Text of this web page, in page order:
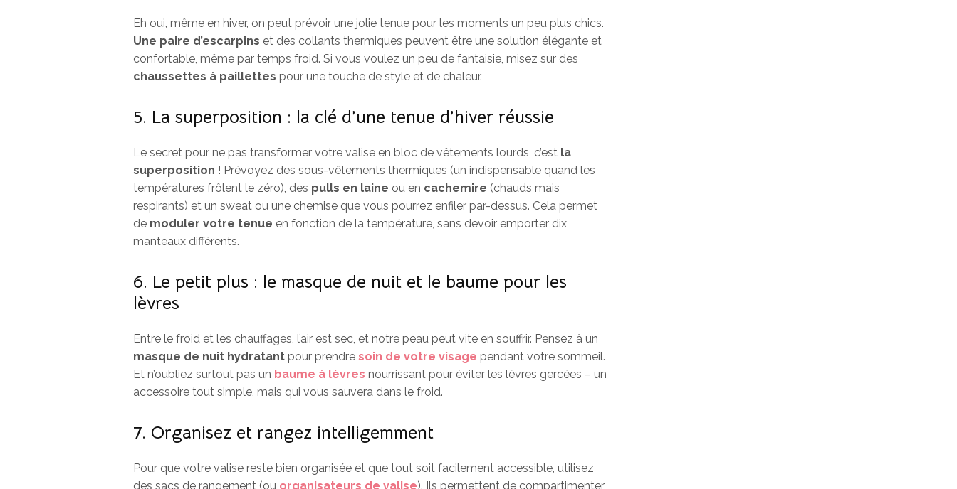
Eh oui, même en hiver, on peut prévoir une jolie tenue pour les moments un peu plus chics.
Une paire d’escarpins et des collants thermiques peuvent être une solution élégante et
confortable, même par temps froid. Si vous voulez un peu de fantaisie, misez sur des
chaussettes à paillettes pour une touche de style et de chaleur.
5. La superposition : la clé d’une tenue d’hiver réussie
Le secret pour ne pas transformer votre valise en bloc de vêtements lourds, c’est la
superposition ! Prévoyez des sous-vêtements thermiques (un indispensable quand les
températures frôlent le zéro), des pulls en laine ou en cachemire (chauds mais
respirants) et un sweat ou une chemise que vous pourrez enfiler par-dessus. Cela permet
de moduler votre tenue en fonction de la température, sans devoir emporter dix
manteaux différents.
6. Le petit plus : le masque de nuit et le baume pour les
lèvres
Entre le froid et les chauffages, l’air est sec, et notre peau peut vite en souffrir. Pensez à un
masque de nuit hydratant pour prendre soin de votre visage pendant votre sommeil.
Et n’oubliez surtout pas un baume à lèvres nourrissant pour éviter les lèvres gercées – un
accessoire tout simple, mais qui vous sauvera dans le froid.
7. Organisez et rangez intelligemment
Pour que votre valise reste bien organisée et que tout soit facilement accessible, utilisez
des sacs de rangement (ou organisateurs de valise). Ils permettent de compartimenter